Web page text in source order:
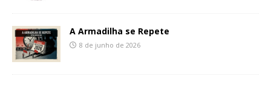
A Armadilha se Repete
8 de junho de 2026